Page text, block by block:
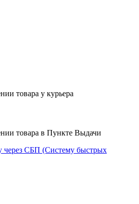
товара у курьера
товара в Пункте Выдачи
через СБП (Систему быстрых